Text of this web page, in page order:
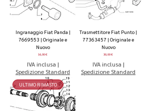
Ingranaggio Fiat Panda |
7669553 | Originale e
Nuovo
Prezzo
16,00 €
IVA inclusa |
Spedizione Standard
Trasmettitore Fiat Punto |
77363457 | Originale e
Nuovo
Prezzo
30,00 €
IVA inclusa |
Spedizione Standard
ULTIMO RIMASTO